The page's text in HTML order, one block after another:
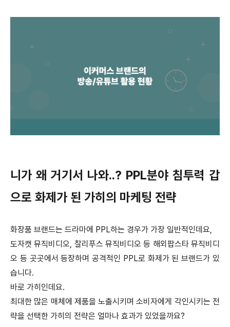
니가 왜 거기서 나와..? PPL분야 침투력 갑
으로 화제가 된 가히의 마케팅 전략
화장품 브랜드는 드라마에 PPL하는 경우가 가장 일반적인데요,
도자캣 뮤직비디오, 찰리푸스 뮤직비디오 등 해외팝스타 뮤직비디
오 등 곳곳에서 등장하며 공격적인 PPL로 화제가 된 브랜드가 있
습니다.
바로 가히인데요.
최대한 많은 매체에 제품을 노출시키며 소비자에게 각인시키는 전
략을 선택한 가히의 전략은 얼마나 효과가 있었을까요?